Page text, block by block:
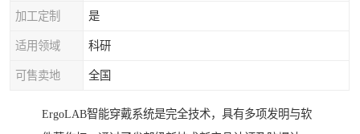
加工定制 是
适用领域 科研
可售卖地 全国
ErgoLAB智能穿戴系统是完全技术，具有多项发明与软